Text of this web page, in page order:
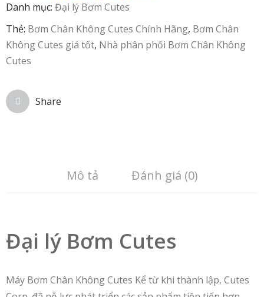
Danh mục: Đại lý Bơm Cutes
Thẻ: Bơm Chân Không Cutes Chính Hãng, Bơm Chân
Không Cutes giá tốt, Nhà phân phối Bơm Chân Không
Cutes
Share
Mô tả Đánh giá (0)
Đại lý Bơm Cutes
Máy Bơm Chân Không Cutes Kể từ khi thành lập, Cutes